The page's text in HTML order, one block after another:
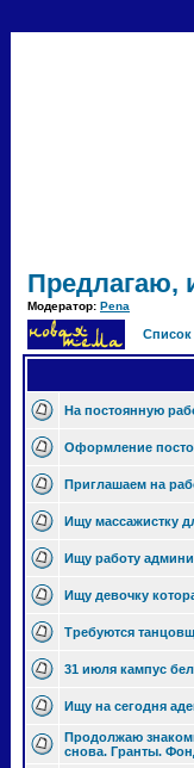
Предлагаю,
Модератор: Pena
На постоянную
Оформление
Приглашаем на
Ищу массажистку
Ищу работу
Ищу девочку
Требуются
31 июля кампус
Ищу на сегодня
Продолжаю
снова. Гранты.